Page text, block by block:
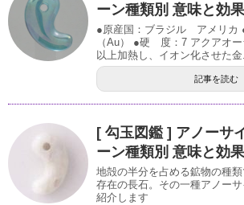
ーン種類別 意味と効果
●原産国：ブラジル アメリカ
（Au） ●硬 度：7 アクアオ
以上加熱し、イオン化させた
記事を読む
[ 勾玉図鑑 ] アノーサ
ーン種類別 意味と効果
地殻の半分を占める鉱物の種
存在の長石。その一種アノー
紹介します